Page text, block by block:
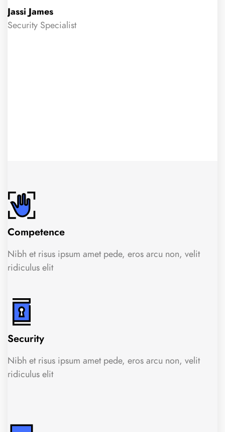
Jassi James
Security Specialist
Competence
Nibh et risus ipsum amet pede, eros arcu non, velit
ridiculus elit
Security
Nibh et risus ipsum amet pede, eros arcu non, velit
ridiculus elit